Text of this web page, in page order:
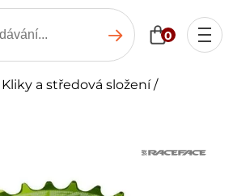
0
Kliky a středová složení/